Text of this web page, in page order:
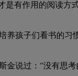
有作用的阅读方
孩子们看书的习
说过：“没有思考